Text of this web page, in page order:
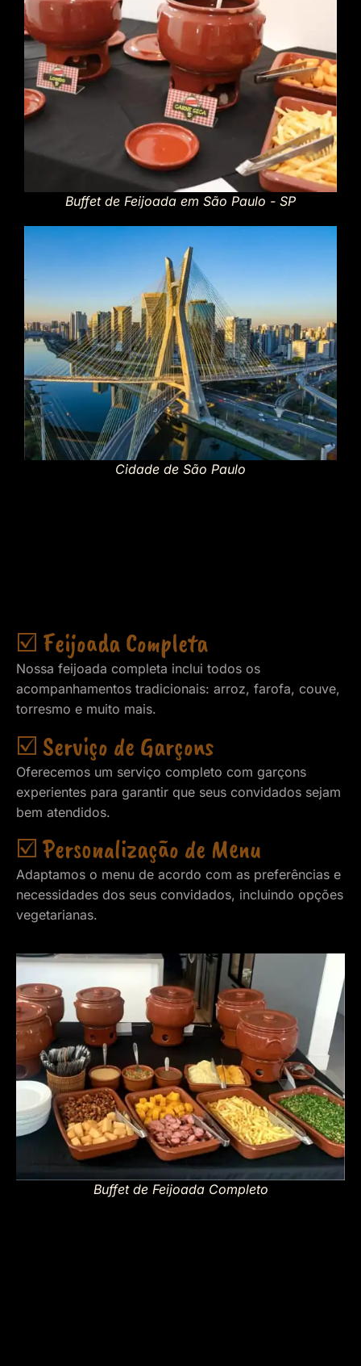
Buffet de Feijoada em São Paulo - SP
Cidade de São Paulo
☑️ Feijoada Completa
Nossa feijoada completa inclui todos os
acompanhamentos tradicionais: arroz, farofa, couve,
torresmo e muito mais.
☑️ Serviço de Garçons
Oferecemos um serviço completo com garçons
experientes para garantir que seus convidados sejam
bem atendidos.
☑️ Personalização de Menu
Adaptamos o menu de acordo com as preferências e
necessidades dos seus convidados, incluindo opções
vegetarianas.
Buffet de Feijoada Completo